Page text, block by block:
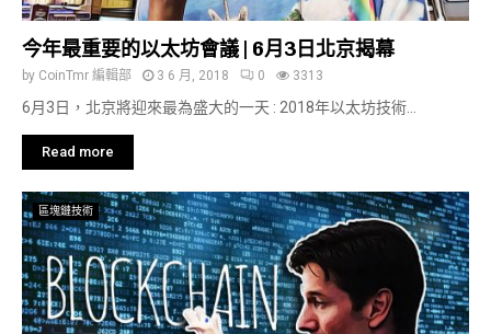
今年最重要的以太坊會議 | 6月3日北京揭幕
by CoinTmr 編輯部 3 6 月, 2018 0 3313
6月3日，北京將迎來最為盛大的一天 : 2018年以太坊技術...
Read more
區塊鏈技術